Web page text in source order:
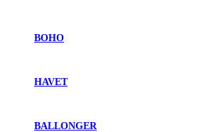
BOHO
HAVET
BALLONGER